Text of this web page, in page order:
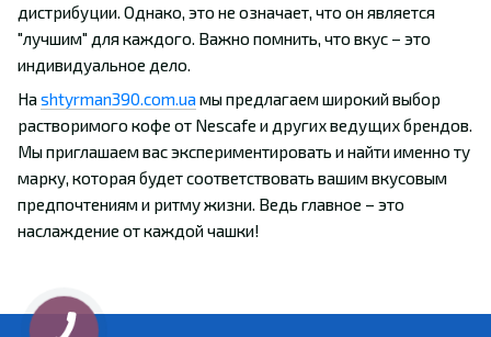
дистрибуции. Однако, это не означает, что он является
"лучшим" для каждого. Важно помнить, что вкус – это
индивидуальное дело.
Наshtyrman390.com.ua мы предлагаем широкий выбор
растворимого кофе от Nescafe и других ведущих брендов.
Мы приглашаем вас экспериментировать и найти именно ту
марку, которая будет соответствовать вашим вкусовым
предпочтениям и ритму жизни. Ведь главное – это
наслаждение от каждой чашки!